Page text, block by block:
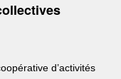
d’activités